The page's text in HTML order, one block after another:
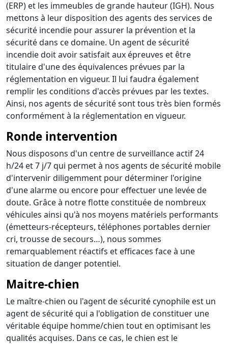
(ERP) et les immeubles de grande hauteur (IGH). Nous
mettons à leur disposition des agents des services de
sécurité incendie pour assurer la prévention et la
sécurité dans ce domaine. Un agent de sécurité
incendie doit avoir satisfait aux épreuves et être
titulaire d'une des équivalences prévues par la
réglementation en vigueur. Il lui faudra également
remplir les conditions d'accès prévues par les textes.
Ainsi, nos agents de sécurité sont tous très bien formés
conformément à la réglementation en vigueur.
Ronde intervention
Nous disposons d'un centre de surveillance actif 24
h/24 et 7 j/7 qui permet à nos agents de sécurité mobile
d'intervenir diligemment pour déterminer l'origine
d'une alarme ou encore pour effectuer une levée de
doute. Grâce à notre flotte constituée de nombreux
véhicules ainsi qu'à nos moyens matériels performants
(émetteurs-récepteurs, téléphones portables dernier
cri, trousse de secours…), nous sommes
remarquablement réactifs et efficaces face à une
situation de danger potentiel.
Maitre-chien
Le maître-chien ou l'agent de sécurité cynophile est un
agent de sécurité qui a l'obligation de constituer une
véritable équipe homme/chien tout en optimisant les
qualités acquises. Dans ce cas, le chien est le